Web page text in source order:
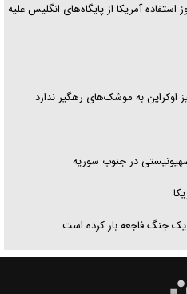
استفاده آمریکا از پایگاه‌های انگلیس علیه
اوکراین به موشک‌های رهگیر ندارد
در جنوب سوریه
یک جنگ فاجعه بار کرده است